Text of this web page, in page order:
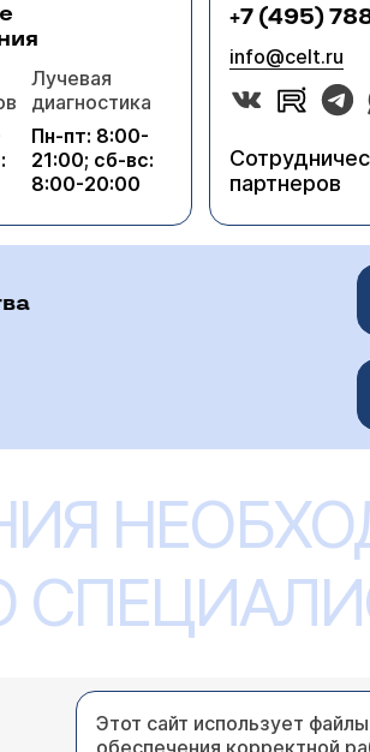
Лучевая
диагностика
Пн-пт: 8:00-
21:00; сб-вс:
8:00-20:00
+7 (495)
info@celt.ru
партнеров
Этот сайт использует
обеспечения корректной